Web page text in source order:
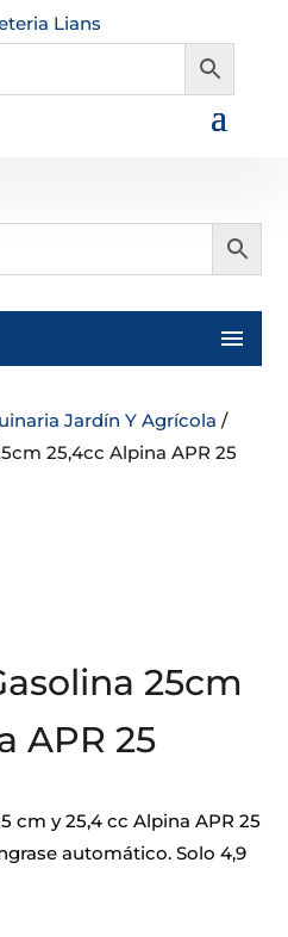
Jardín Y Agrícola /
25,4cc Alpina APR 25
25cm
APR 25
cm y 25,4 cc Alpina APR 25
automático. Solo 4,9